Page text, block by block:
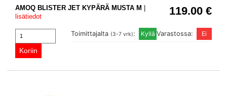
119.00 €
AMOQ BLISTER JET KYPÄRÄ MUSTA M |
lisätiedot
Varastossa:
Toimittajalta (3-7 vrk):